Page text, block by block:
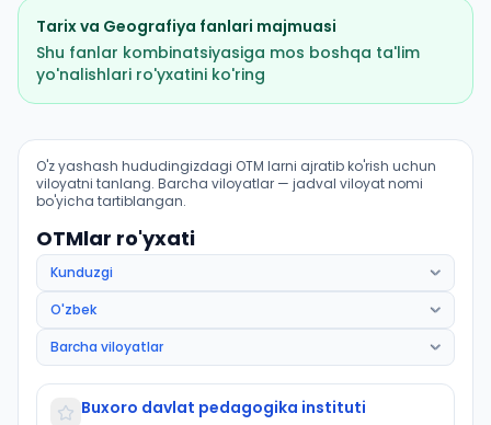
Tarixva Geografiya fanlari majmuasi
Shu fanlar kombinatsiyasiga mos boshqa ta'lim
yo'nalishlari ro'yxatini ko'ring
Tarix (Peshku tumani): OTM lar bo'yicha kirish
O'z yashash hududingizdagi OTM larni ajratib ko'rish uchun
viloyatni tanlang. Barcha viloyatlar — jadval viloyat nomi
bo'yicha tartiblangan.
OTMlar ro'yxati
Buxoro davlat pedagogika instituti